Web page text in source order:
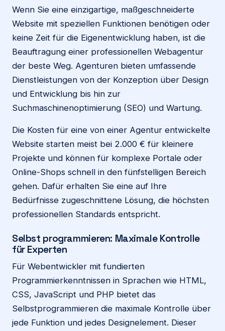
Wenn Sie eine einzigartige, maßgeschneiderte
Website mit speziellen Funktionen benötigen oder
keine Zeit für die Eigenentwicklung haben, ist die
Beauftragung einer professionellen Webagentur
der beste Weg. Agenturen bieten umfassende
Dienstleistungen von der Konzeption über Design
und Entwicklung bis hin zur
Suchmaschinenoptimierung (SEO) und Wartung.
Die Kosten für eine von einer Agentur entwickelte
Website starten meist bei 2.000 € für kleinere
Projekte und können für komplexe Portale oder
Online-Shops schnell in den fünfstelligen Bereich
gehen. Dafür erhalten Sie eine auf Ihre
Bedürfnisse zugeschnittene Lösung, die höchsten
professionellen Standards entspricht.
Selbst programmieren: Maximale Kontrolle
für Experten
Für Webentwickler mit fundierten
Programmierkenntnissen in Sprachen wie HTML,
CSS, JavaScript und PHP bietet das
Selbstprogrammieren die maximale Kontrolle über
jede Funktion und jedes Designelement. Dieser